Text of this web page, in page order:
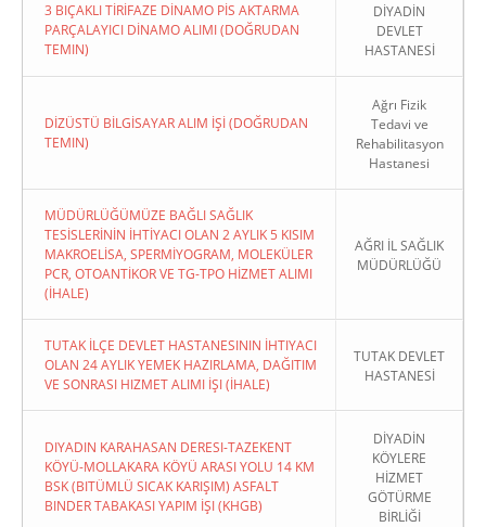
3 BIÇAKLI TİRİFAZE DİNAMO PİS AKTARMA
PARÇALAYICI DİNAMO ALIMI (DOĞRUDAN
TEMIN)
DİYADİN
DEVLET
HASTANESİ
DİZÜSTÜ BİLGİSAYAR ALIM İŞİ (DOĞRUDAN
TEMIN)
Ağrı Fizik
Tedavi ve
Rehabilitasyon
Hastanesi
MÜDÜRLÜĞÜMÜZE BAĞLI SAĞLIK
TESİSLERİNİN İHTİYACI OLAN 2 AYLIK 5 KISIM
MAKROELİSA, SPERMİYOGRAM, MOLEKÜLER
PCR, OTOANTİKOR VE TG-TPO HİZMET ALIMI
(İHALE)
AĞRI İL SAĞLIK
MÜDÜRLÜĞÜ
TUTAK İLÇE DEVLET HASTANESININ İHTIYACI
OLAN 24 AYLIK YEMEK HAZIRLAMA, DAĞITIM
VE SONRASI HIZMET ALIMI İŞI (İHALE)
TUTAK DEVLET
HASTANESİ
DIYADIN KARAHASAN DERESI-TAZEKENT
KÖYÜ-MOLLAKARA KÖYÜ ARASI YOLU 14 KM
BSK (BITÜMLÜ SICAK KARIŞIM) ASFALT
BINDER TABAKASI YAPIM İŞI (KHGB)
DİYADİN
KÖYLERE
HİZMET
GÖTÜRME
BİRLİĞİ